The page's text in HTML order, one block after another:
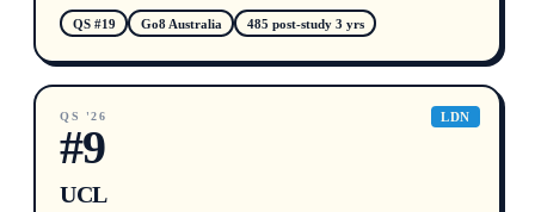
QS #19 Go8 Australia 485 post-study 3 yrs
LDN
QS '26
#9
UCL